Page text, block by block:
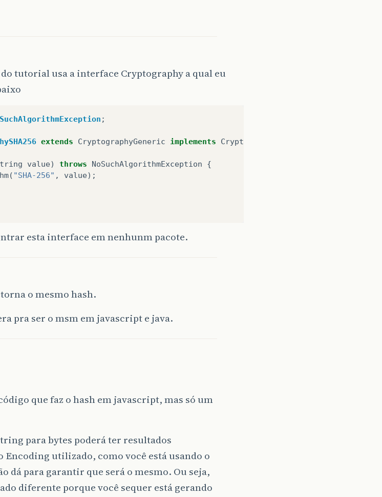
tutorial usa a interface Cryptography a qual eu
;
extends CryptographyGeneric implements Cryptography
value) throws NoSuchAlgorithmException
{
( "SHA-256" , value);
esta interface em nenhunm pacote.
o mesmo hash.
pra ser o msm em javascript e java.
que faz o hash em javascript, mas só um
para bytes poderá ter resultados
Encoding utilizado, como você está usando o
dá para garantir que será o mesmo. Ou seja,
diferente porque você sequer está gerando